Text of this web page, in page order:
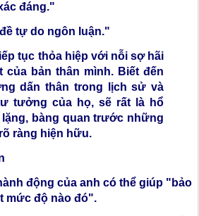
đáng."
tự do ngôn luận."
tục thỏa hiệp với nỗi sợ hãi
của bản thân mình. Biết đến
dấn thân trong lịch sử và
tưởng của họ, sẽ rất là hổ
bàng quan trước những
ràng hiện hữu.
động của anh có thể giúp "bảo
mức độ nào đó".